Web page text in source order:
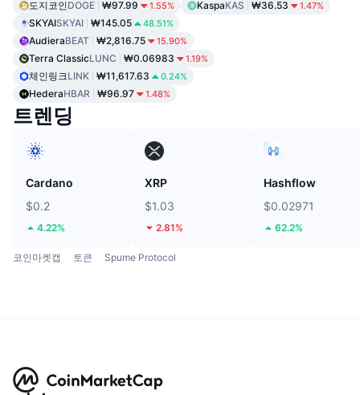
도지코인DOGE ₩97.99 1.55% KaspaKAS ₩36.53 1.47%
SKYAISKYAI ₩145.05 48.51%
AudieraBEAT ₩2,816.75 15.90%
Terra ClassicLUNC ₩0.06983 1.19%
체인링크 LINK ₩11,617.63 0.24%
HederaHBAR ₩96.97 1.48%
트렌딩
Cardano
$0.2
4.22%
XRP
$1.03
2.81%
Hashflow
$0.02971
62.2%
코인마켓캡 토큰 Spume Protocol